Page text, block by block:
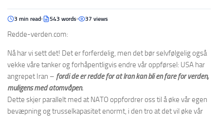
3 min read 543 words 37 views
Redde-verden.com:
Nå har vi sett det! Det er forferdelig, men det bør selvfølgelig også
vekke våre tanker og forhåpentligvis endre vår oppførsel: USA har
angrepet Iran – fordi de er redde for at Iran kan bli en fare for verden,
muligens med atomvåpen.
Dette skjer parallelt med at NATO oppfordrer oss til å øke vår egen
bevæpning og trusselkapasitet enormt, i den tro at det vil øke vår